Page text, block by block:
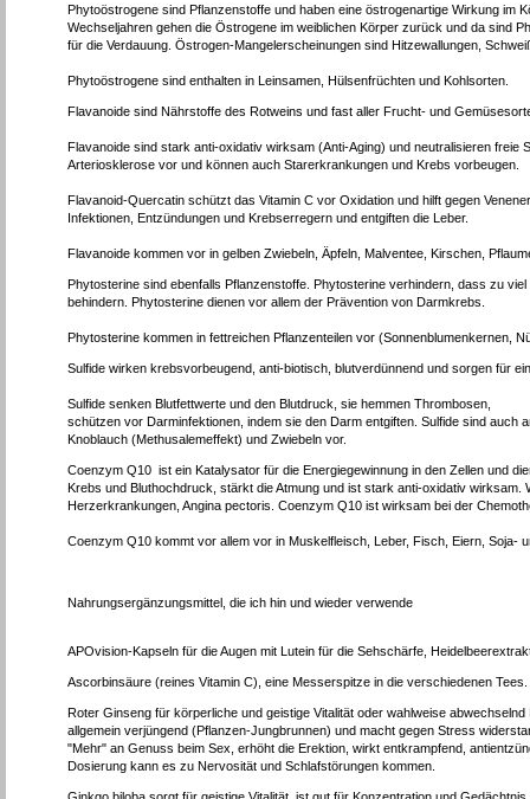
Phytoöstrogene sind Pflanzenstoffe und haben eine östrogenartige Wirkung
Wechseljahren gehen die Östrogene im weiblichen Körper zurück und da sind
für die Verdauung. Östrogen-Mangelerscheinungen sind Hitzewallungen,
Phytoöstrogene sind enthalten in Leinsamen, Hülsenfrüchten und Kohlsorten.
Flavanoide sind Nährstoffe des Rotweins und fast aller Frucht- und
Flavanoide sind stark anti-oxidativ wirksam (Anti-Aging) und neutralisieren
Arteriosklerose vor und können auch Starerkrankungen und Krebs vorbeugen.
Flavanoid-Quercatin schützt das Vitamin C vor Oxidation und hilft gegen
Infektionen, Entzündungen und Krebserregern und entgiften die Leber.
Flavanoide kommen vor in gelben Zwiebeln, Äpfeln, Malventee, Kirschen,
Phytosterine sind ebenfalls Pflanzenstoffe. Phytosterine verhindern, dass zu
behindern. Phytosterine dienen vor allem der Prävention von Darmkrebs.
Phytosterine kommen in fettreichen Pflanzenteilen vor (Sonnenblumenkernen,
Sulfide wirken krebsvorbeugend, anti-biotisch, blutverdünnend und sorgen für
Sulfide senken Blutfettwerte und den Blutdruck, sie hemmen Thrombosen,
schützen vor Darminfektionen, indem sie den Darm entgiften. Sulfide sind auch
Knoblauch (Methusalemeffekt) und Zwiebeln vor.
Coenzym Q10 ist ein Katalysator für die Energiegewinnung in den Zellen und
Krebs und Bluthochdruck, stärkt die Atmung und ist stark anti-oxidativ
Herzerkrankungen, Angina pectoris. Coenzym Q10 ist wirksam bei der
Coenzym Q10 kommt vor allem vor in Muskelfleisch, Leber, Fisch, Eiern, Soja-
Nahrungsergänzungsmittel, die ich hin und wieder verwende
APOvision-Kapseln für die Augen mit Lutein für die Sehschärfe,
Ascorbinsäure (reines Vitamin C), eine Messerspitze in die verschiedenen Tees.
Roter Ginseng für körperliche und geistige Vitalität oder wahlweise
allgemein verjüngend (Pflanzen-Jungbrunnen) und macht gegen Stress
"Mehr" an Genuss beim Sex, erhöht die Erektion, wirkt entkrampfend,
Dosierung kann es zu Nervosität und Schlafstörungen kommen.